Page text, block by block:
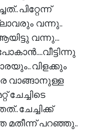
പിറ്റേന്ന്
വന്നു..
വന്നു...
വിളക്കും
വാങ്ങാനുള്ള
ചേച്ചിക്ക്
മതീന്ന് പറഞ്ഞു..